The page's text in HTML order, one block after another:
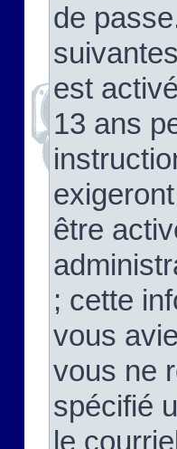
de
est
13 ans
être
; cette
vous
vous ne
spécifié
le